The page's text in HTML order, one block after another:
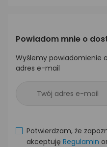
Powiadom mnie o
Wyślemy powiadomienie
adres e-mail
Potwierdzam, że
akceptuję Regulamin